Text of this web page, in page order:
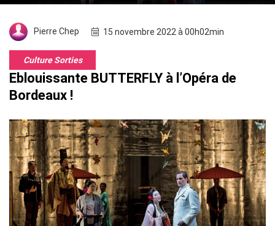
Pierre Chep 15 novembre 2022 à 00h02min
Culture Sorties
Eblouissante BUTTERFLY à l’Opéra de
Bordeaux !